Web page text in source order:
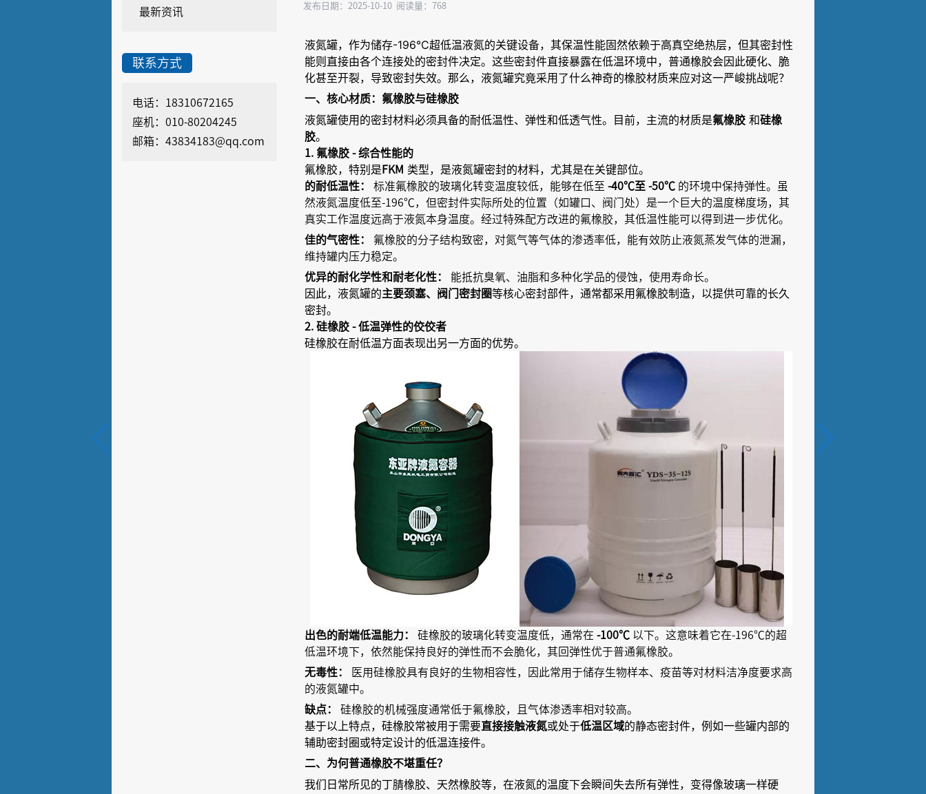
最新资讯
联系方式
电话：18310672165
座机：010-80204245
邮箱：43834183@qq.com
发布日期：2025-10-10 阅读量：768
液氮罐，作为储存-196℃超低温液氮的关键设备，其保温性能固然依赖于高真空绝热层，但其密封性
能则直接由各个连接处的密封件决定。这些密封件直接暴露在低温环境中，普通橡胶会因此硬化、脆
化甚至开裂，导致密封失效。那么，液氮罐究竟采用了什么神奇的橡胶材质来应对这一严峻挑战呢？
一、核心材质：氟橡胶与硅橡胶
液氮罐使用的密封材料必须具备的耐低温性、弹性和低透气性。目前，主流的材质是氟橡胶 和硅橡
胶。
1. 氟橡胶 - 综合性能的
氟橡胶，特别是FKM 类型，是液氮罐密封的材料，尤其是在关键部位。
的耐低温性： 标准氟橡胶的玻璃化转变温度较低，能够在低至 -40℃至 -50℃ 的环境中保持弹性。虽
然液氮温度低至-196℃，但密封件实际所处的位置（如罐口、阀门处）是一个巨大的温度梯度场，其
真实工作温度远高于液氮本身温度。经过特殊配方改进的氟橡胶，其低温性能可以得到进一步优化。
佳的气密性：
氟橡胶的分子结构致密，对氮气等气体的渗透率低，能有效防止液氮蒸发气体的泄漏，
维持罐内压力稳定。
优异的耐化学性和耐老化性：
能抵抗臭氧、油脂和多种化学品的侵蚀，使用寿命长。
因此，液氮罐的主要颈塞、阀门密封圈等核心密封部件，通常都采用氟橡胶制造，以提供可靠的长久
密封。
2. 硅橡胶 - 低温弹性的佼佼者
硅橡胶在耐低温方面表现出另一方面的优势。
出色的耐端低温能力： 硅橡胶的玻璃化转变温度低，通常在 -100℃ 以下。这意味着它在-196℃的超
低温环境下，依然能保持良好的弹性而不会脆化，其回弹性优于普通氟橡胶。
无毒性：
医用硅橡胶具有良好的生物相容性，因此常用于储存生物样本、疫苗等对材料洁净度要求高
的液氮罐中。
缺点：
硅橡胶的机械强度通常低于氟橡胶，且气体渗透率相对较高。
基于以上特点，硅橡胶常被用于需要直接接触液氮或处于低温区域的静态密封件，例如一些罐内部的
辅助密封圈或特定设计的低温连接件。
二、为何普通橡胶不堪重任？
我们日常所见的丁腈橡胶、天然橡胶等，在液氮的温度下会瞬间失去所有弹性，变得像玻璃一样硬